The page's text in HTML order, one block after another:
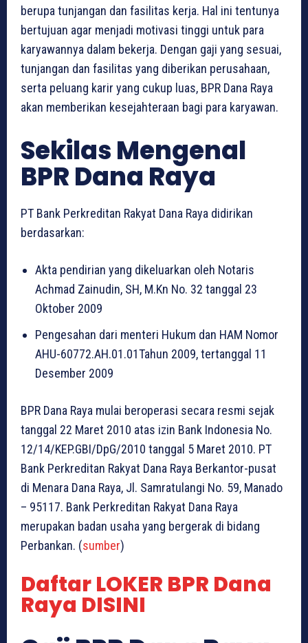
berupa tunjangan dan fasilitas kerja. Hal ini tentunya
bertujuan agar menjadi motivasi tinggi untuk para
karyawannya dalam bekerja. Dengan gaji yang sesuai,
tunjangan dan fasilitas yang diberikan perusahaan,
serta peluang karir yang cukup luas, BPR Dana Raya
akan memberikan kesejahteraan bagi para karyawan.
Sekilas Mengenal
BPR Dana Raya
PT Bank Perkreditan Rakyat Dana Raya didirikan
berdasarkan:
Akta pendirian yang dikeluarkan oleh Notaris
Achmad Zainudin, SH, M.Kn No. 32 tanggal 23
Oktober 2009
Pengesahan dari menteri Hukum dan HAM Nomor
AHU-60772.AH.01.01Tahun 2009, tertanggal 11
Desember 2009
BPR Dana Raya mulai beroperasi secara resmi sejak
tanggal 22 Maret 2010 atas izin Bank Indonesia No.
12/14/KEP.GBI/DpG/2010 tanggal 5 Maret 2010. PT
Bank Perkreditan Rakyat Dana Raya Berkantor-pusat
di Menara Dana Raya, Jl. Samratulangi No. 59, Manado
– 95117. Bank Perkreditan Rakyat Dana Raya
merupakan badan usaha yang bergerak di bidang
Perbankan. (sumber)
Daftar LOKER BPR Dana
Raya DISINI